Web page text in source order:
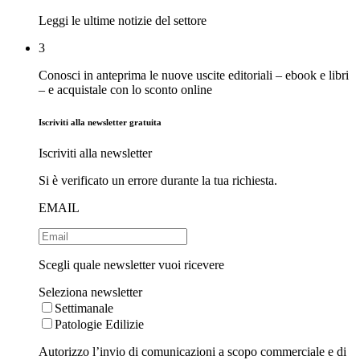
Leggi le ultime notizie del settore
3
Conosci in anteprima le nuove uscite editoriali – ebook e libri
– e acquistale con lo sconto online
Iscriviti alla newsletter gratuita
Iscriviti alla newsletter
Si è verificato un errore durante la tua richiesta.
EMAIL
Scegli quale newsletter vuoi ricevere
Seleziona newsletter
Settimanale
Patologie Edilizie
Autorizzo l’invio di comunicazioni a scopo commerciale e di